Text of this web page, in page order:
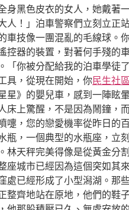
黑色皮衣的女人，她戴著
人！」泊車警察們立刻立正
技像一團混亂的毛線球。
器的裝置，對著何手殘的
你被分配給我的泊車學徒
具，從現在開始，你民生社
星》的嬰兒車，感到一陣眩
上驚醒，不是因為鬧鐘，
，您的戀愛機率從昨日的
瓶，一個典型的水瓶座，立
林天秤完美得像是從黃金分
座城市已經因為這個突如其
已經形成了小型潟湖。那
整齊地站在原地，他們的鞋